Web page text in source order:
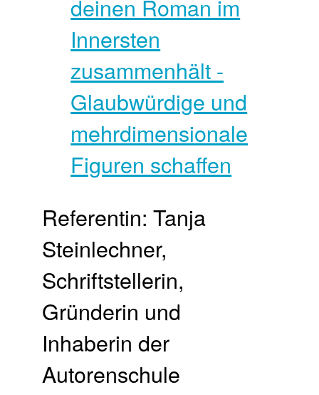
Referentin: Tanja
Steinlechner,
Schriftstellerin,
Gründerin und
Inhaberin der
Autorenschule